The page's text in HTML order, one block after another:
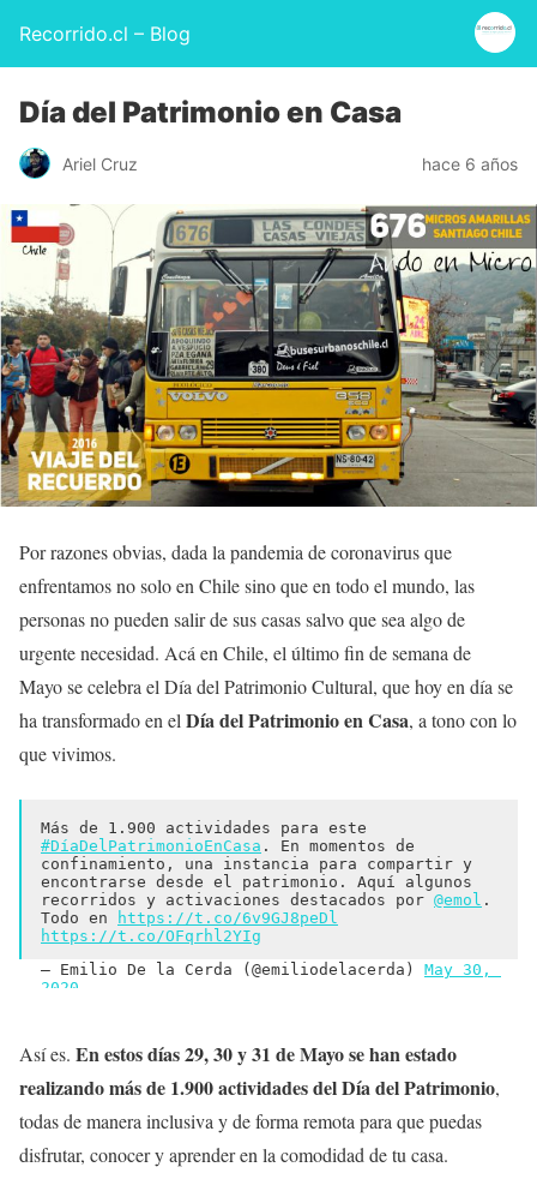
Recorrido.cl – Blog
Día del Patrimonio en Casa
Ariel Cruz hace 6 años
Por razones obvias, dada la pandemia de coronavirus que
enfrentamos no solo en Chile sino que en todo el mundo, las
personas no pueden salir de sus casas salvo que sea algo de
urgente necesidad. Acá en Chile, el último fin de semana de
Mayo se celebra el Día del Patrimonio Cultural, que hoy en día se
ha transformado en el Día del Patrimonio en Casa, a tono con lo
que vivimos.
#DíaDelPatrimonioEnCasa . En momentos de
confinamiento, una instancia para compartir y
encontrarse desde el patrimonio. Aquí algunos
recorridos y activaciones destacados por @emol
Todo en
https://t.co/6v9GJ8peDl
https://t.co/OFqrhl2YIg
— Emilio De la Cerda (@emiliodelacerda) May 30,
2020
Así es. En estos días 29, 30 y 31 de Mayo se han estado
realizando más de 1.900 actividades del Día del Patrimonio,
todas de manera inclusiva y de forma remota para que puedas
disfrutar, conocer y aprender en la comodidad de tu casa.